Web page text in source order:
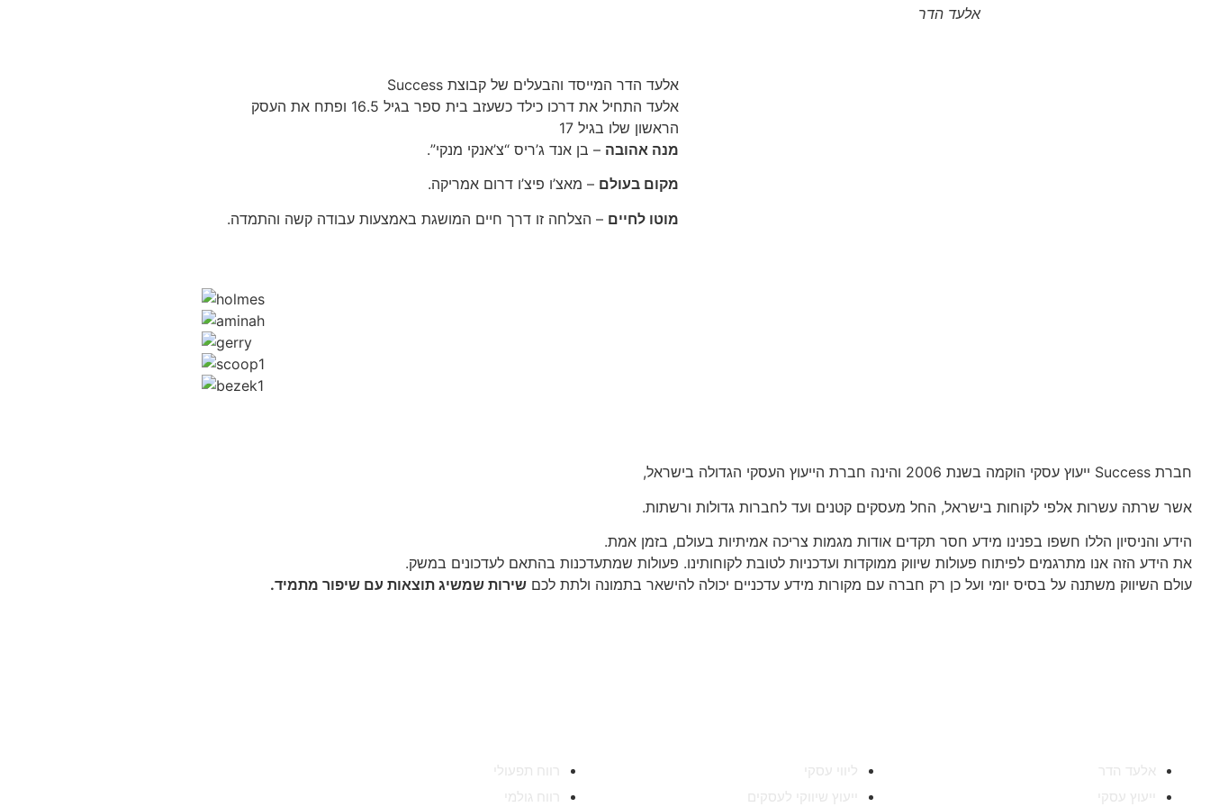
אלעד הדר
אלעד הדר המייסד והבעלים של קבוצת Success
אלעד התחיל את דרכו כילד כשעזב בית ספר בגיל 16.5 ופתח את העסק
הראשון שלו בגיל 17
מנה אהובה – בן אנד ג’ריס “צ’אנקי מנקי”.
מקום בעולם – מאצ’ו פיצ’ו דרום אמריקה.
מוטו לחיים – הצלחה זו דרך חיים המושגת באמצעות עבודה קשה והתמדה.
חברת Success ייעוץ עסקי הוקמה בשנת 2006 והינה חברת הייעוץ העסקי הגדולה בישראל,
אשר שרתה עשרות אלפי לקוחות בישראל, החל מעסקים קטנים ועד לחברות גדולות ורשתות.
הידע והניסיון הללו חשפו בפנינו מידע חסר תקדים אודות מגמות צריכה אמיתיות בעולם, בזמן אמת.
את הידע הזה אנו מתרגמים לפיתוח פעולות שיווק ממוקדות ועדכניות לטובת לקוחותינו. פעולות שמתעדכנות בהתאם לעדכונים במשק.
עולם השיווק משתנה על בסיס יומי ועל כן רק חברה עם מקורות מידע עדכניים יכולה להישאר בתמונה ולתת לכם שירות שמשיג תוצאות עם שיפור מתמיד.
אלעד הדר
ייעוץ עסקי
ליווי עסקי
ייעוץ שיווקי לעסקים
רווח תפעולי
רווח גולמי